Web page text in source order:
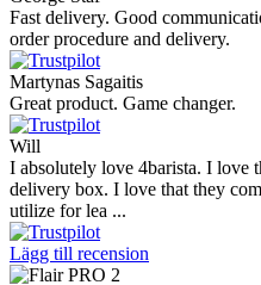
Fast delivery. Good
order procedure and delivery.
Martynas Sagaitis
Great product. Game changer.
Will
I absolutely love 4barista. I love
delivery box. I love that they
utilize for lea ...
Lägg till recension